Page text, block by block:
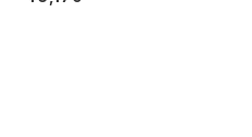
Music From Bambi (Limite